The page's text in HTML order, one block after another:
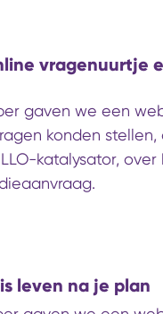
vragenuurtje
gaven we een
konden
katalysator,
leven na je plan